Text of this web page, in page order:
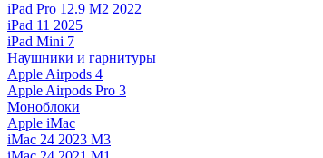
iPad Pro 12.9 M2 2022
iPad 11 2025
iPad Mini 7
Наушники и гарнитуры
Apple Airpods 4
Apple Airpods Pro 3
Моноблоки
Apple iMac
iMac 24 2023 M3